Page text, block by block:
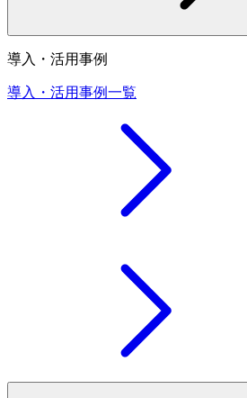
導入・活用事例
導入・活用事例一覧